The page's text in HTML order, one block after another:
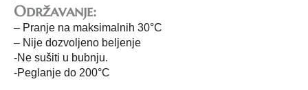
Održavanje:
– Pranje na maksimalnih 30°C
– Nije dozvoljeno beljenje
-Ne sušiti u bubnju.
-Peglanje do 200°C